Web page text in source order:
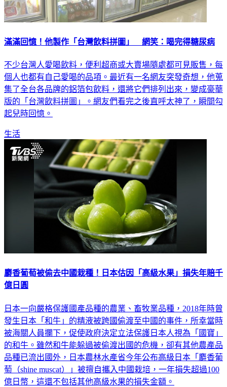
滿滿回憶！他製作「台灣飲料拼圖」 網笑：喝完得糖尿病
不少台灣人愛喝飲料，便利超商或大賣場隨處都可見販售，每
個人也都有自己愛喝的品項。最近有一名網友突發奇想，他蒐
集了全台各品牌的鋁箔包飲料，還將它們排列出來，變成豪華
版的「台灣飲料拼圖」。網友們看完之後直呼太神了，瞬間勾
起兒時回憶。
生活
麝香葡萄被偷去中國栽種！日本估因「高級水果」損失年賠千
億日圓
日本一向嚴格保護國產品種的農業、畜牧業品種，2018年時曾
發生日本「和牛」的精液被跨國偷渡至中國的事件，所幸當時
被海關人員攔下，促使政府決定立法保護日本人視為「國寶」
的和牛。雖然和牛能躲過被偷渡出國的危機，卻有其他農產品
品種已流出國外，日本農林水產省今年公布高級日本「麝香葡
萄（shine muscat）」被擅自攜入中國栽培，一年損失超過100
億日幣，這還不包括其他高級水果的損失金額。